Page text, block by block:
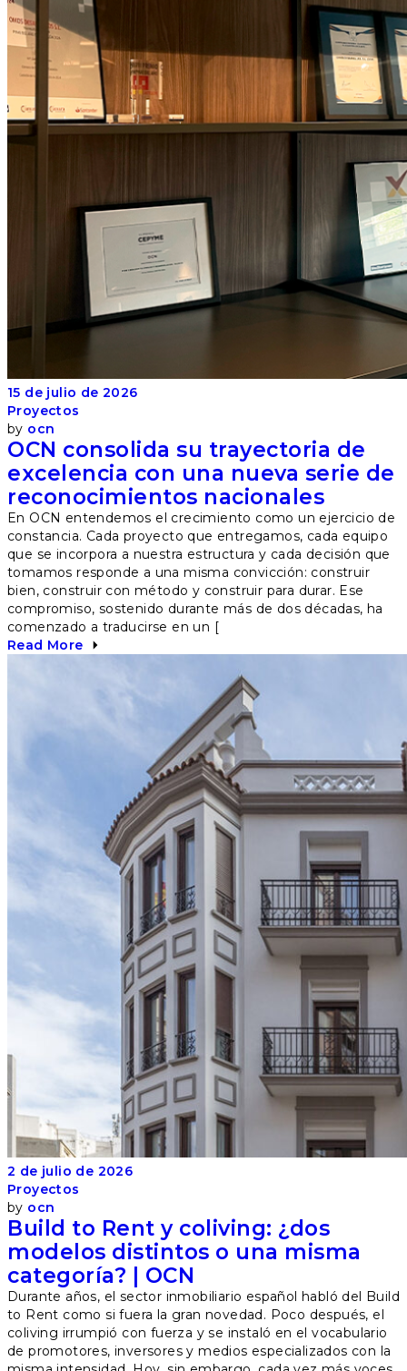
15 de julio de 2026
Proyectos
by ocn
OCN consolida su trayectoria de
excelencia con una nueva serie de
reconocimientos nacionales
En OCN entendemos el crecimiento como un ejercicio de
constancia. Cada proyecto que entregamos, cada equipo
que se incorpora a nuestra estructura y cada decisión que
tomamos responde a una misma convicción: construir
bien, construir con método y construir para durar. Ese
compromiso, sostenido durante más de dos décadas, ha
comenzado a traducirse en un [
Read More
2 de julio de 2026
Proyectos
by ocn
Build to Rent y coliving: ¿dos
modelos distintos o una misma
categoría? | OCN
Durante años, el sector inmobiliario español habló del Build
to Rent como si fuera la gran novedad. Poco después, el
coliving irrumpió con fuerza y se instaló en el vocabulario
de promotores, inversores y medios especializados con la